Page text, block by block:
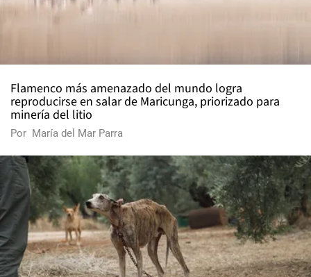
Flamenco más amenazado del mundo logra
reproducirse en salar de Maricunga, priorizado para
minería del litio
Por María del Mar Parra